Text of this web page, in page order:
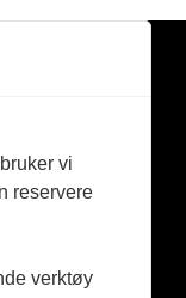
vi
reservere
verktøy